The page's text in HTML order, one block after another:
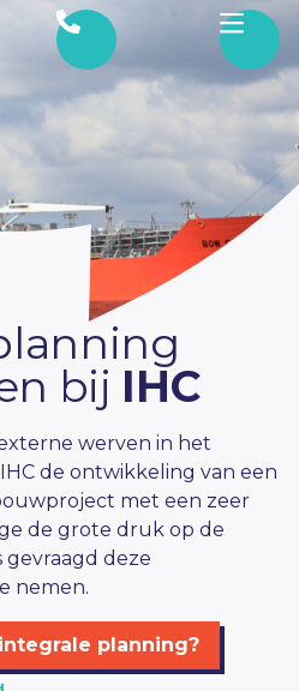
bij IHC
werven in het
de ontwikkeling van een
met een zeer
de grote druk op de
gevraagd deze
nemen.
planning?